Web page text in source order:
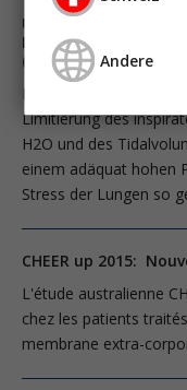
Ultraprotektive
Decarboxylierung Die
(Atelektatrauma)
Das Konzept der
Limitierung des
H2O und des
einem adäquat hohen
Stress der Lungen so
CHEER up 2015:
L'étude australienne
chez les patients
membrane extra-
Andere